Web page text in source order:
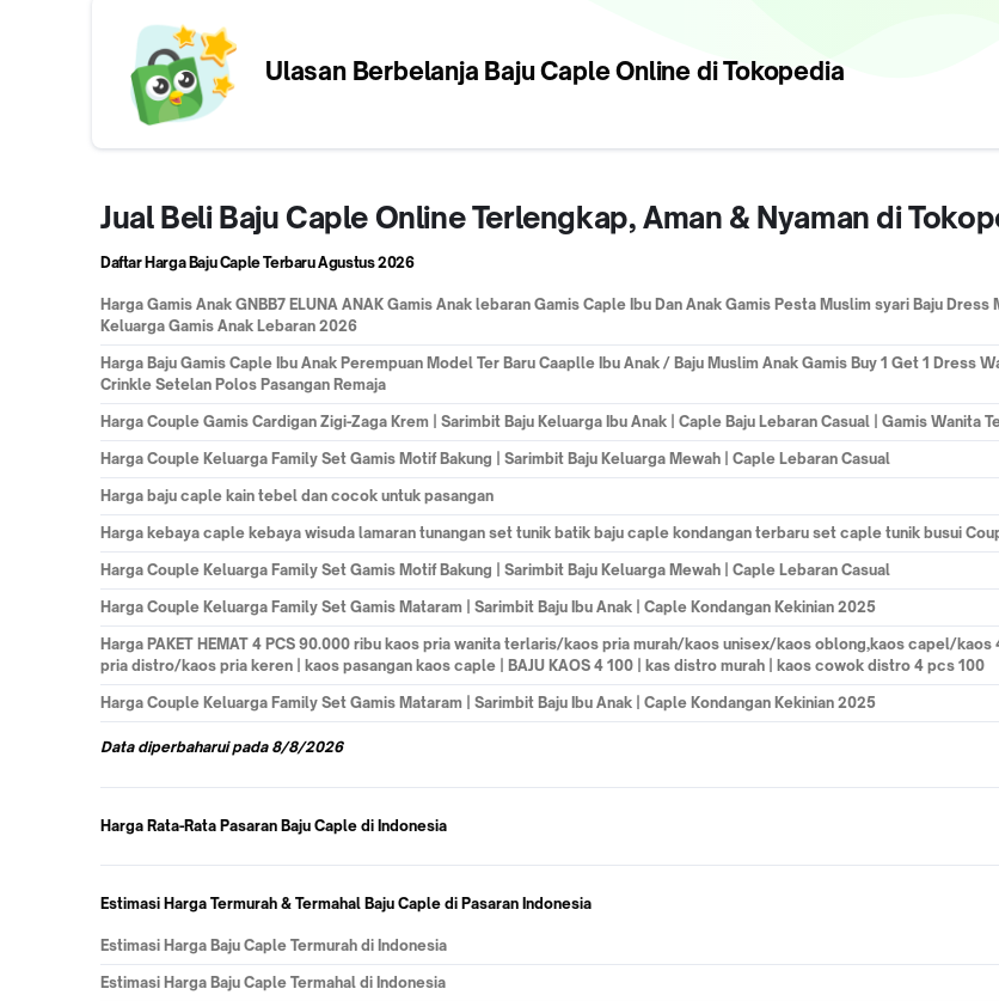
Ulasan Berbelanja Baju CapleOnline di Tokopedia
Jual Beli Baju Caple Online Terlengkap, Aman & Nyaman di
Daftar Harga Baju Caple TerbaruAgustus 2026
Harga Gamis Anak GNBB7 ELUNA ANAK Gamis Anak lebaran Gamis Caple Ibu Dan Anak Gamis Pesta Muslim syari Baju Dress
Keluarga Gamis Anak Lebaran 2026
Harga Baju Gamis Caple Ibu Anak Perempuan Model Ter Baru Caaplle Ibu Anak / Baju Muslim Anak Gamis Buy 1 Get 1 Dress
Crinkle Setelan Polos Pasangan Remaja
Harga Couple Gamis Cardigan Zigi-Zaga Krem | Sarimbit Baju Keluarga Ibu Anak | Caple Baju Lebaran Casual | Gamis Wanita
Harga Couple Keluarga Family Set Gamis Motif Bakung | Sarimbit Baju Keluarga Mewah | Caple Lebaran Casual
Harga baju caple kain tebel dan cocok untuk pasangan
Harga kebaya caple kebaya wisuda lamaran tunangan set tunik batik baju caple kondangan terbaru set caple tunik busui
Harga Couple Keluarga Family Set Gamis Motif Bakung | Sarimbit Baju Keluarga Mewah | Caple Lebaran Casual
Harga Couple Keluarga Family Set Gamis Mataram | Sarimbit Baju Ibu Anak | Caple Kondangan Kekinian 2025
Harga PAKET HEMAT 4 PCS 90.000 ribu kaos pria wanita terlaris/kaos pria murah/kaos unisex/kaos oblong,kaos capel/
pria distro/kaos pria keren | kaos pasangan kaos caple | BAJU KAOS 4 100 | kas distro murah | kaos cowok distro 4 pcs 100
Harga Couple Keluarga Family Set Gamis Mataram | Sarimbit Baju Ibu Anak | Caple Kondangan Kekinian 2025
Data diperbaharui pada 8/8/2026
Harga Rata-Rata Pasaran Baju Caple di Indonesia
Estimasi Harga Termurah & Termahal Baju Caple di Pasaran Indonesia
Estimasi Harga Baju Caple Termurah di Indonesia
Estimasi Harga Baju Caple Termahal di Indonesia